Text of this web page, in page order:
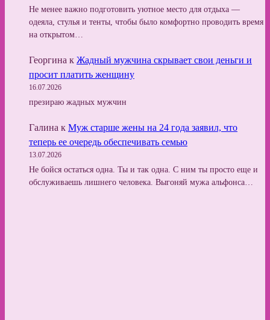
Не менее важно подготовить уютное место для отдыха —
одеяла, стулья и тенты, чтобы было комфортно проводить время
на открытом…
Георгина к Жадный мужчина скрывает свои деньги и
просит платить женщину
16.07.2026
презираю жадных мужчин
Галина к Муж старше жены на 24 года заявил, что
теперь ее очередь обеспечивать семью
13.07.2026
Не бойся остаться одна. Ты и так одна. С ним ты просто еще и
обслуживаешь лишнего человека. Выгоняй мужа альфонса…